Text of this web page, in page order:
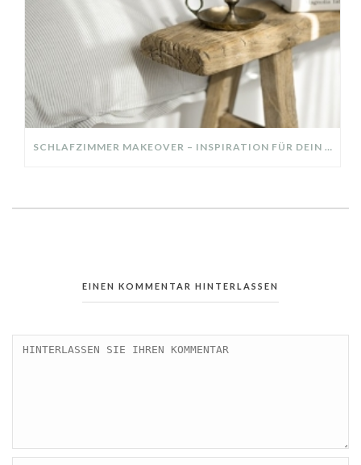
SCHLAFZIMMER MAKEOVER – INSPIRATION FÜR DEIN SCHLAFZIMMER: AUS ALT MACH NEU – HELL, GEMÜTLICH UND EINLADEND
EINEN KOMMENTAR HINTERLASSEN